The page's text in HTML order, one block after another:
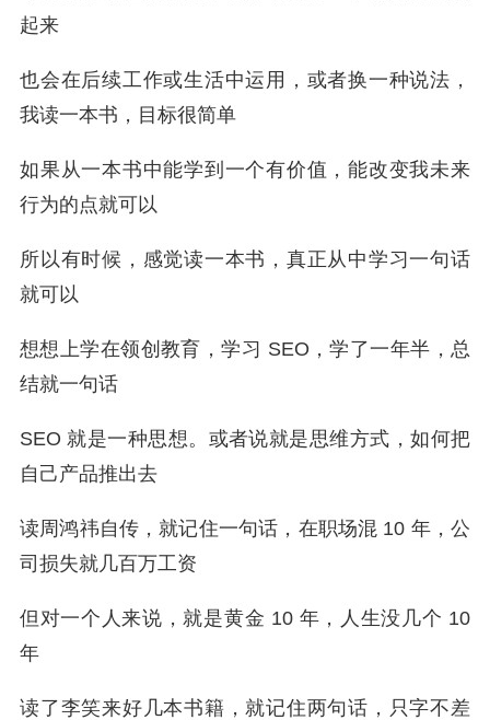
起来
也会在后续工作或生活中运用，或者换一种说法，
我读一本书，目标很简单
如果从一本书中能学到一个有价值，能改变我未来
行为的点就可以
所以有时候，感觉读一本书，真正从中学习一句话
就可以
想想上学在领创教育，学习 SEO，学了一年半，总
结就一句话
SEO 就是一种思想。或者说就是思维方式，如何把
自己产品推出去
读周鸿祎自传，就记住一句话，在职场混 10 年，公
司损失就几百万工资
但对一个人来说，就是黄金 10 年，人生没几个 10
年
读了李笑来好几本书籍，就记住两句话，只字不差